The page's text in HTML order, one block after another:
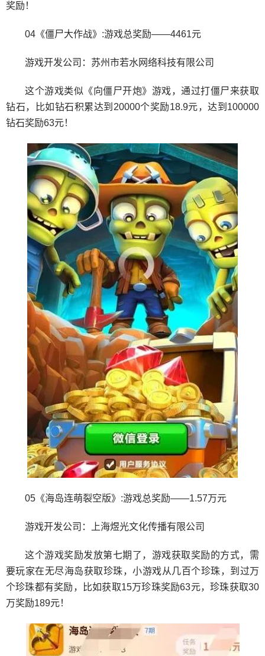
奖励！
04《僵尸大作战》:游戏总奖励——4461元
游戏开发公司：苏州市若水网络科技有限公司
这个游戏类似《向僵尸开炮》游戏，通过打僵尸来获取
钻石，比如钻石积累达到20000个奖励18.9元，达到100000
钻石奖励63元！
05《海岛连萌裂空版》:游戏总奖励——1.57万元
游戏开发公司：上海煜光文化传播有限公司
这个游戏奖励发放第七期了，游戏获取奖励的方式，需
要玩家在无尽海岛获取珍珠，小游戏从几百个珍珠，到过万
个珍珠都有奖励，比如获取15万珍珠奖励63元，珍珠获取30
万奖励189元！